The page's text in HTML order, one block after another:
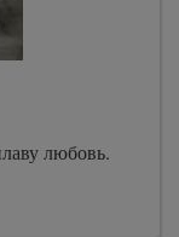
любовь.